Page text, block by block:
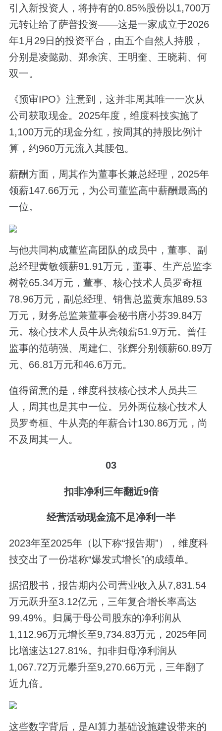
引入新投资人，将持有的0.85%股份以1,700万
元转让给了萨普投资——这是一家成立于2026
年1月29日的投资平台，由五个自然人持股，
分别是凌懿勋、郑余滨、王明奎、王晓莉、何
双一。
《预审IPO》注意到，这并非周其唯一一次从
公司获取现金。2025年度，维度科技实施了
1,100万元的现金分红，按周其的持股比例计
算，约960万元流入其腰包。
薪酬方面，周其作为董事长兼总经理，2025年
领薪147.66万元，为公司董监高中薪酬最高的
一位。
与他共同构成董监高团队的成员中，董事、副
总经理黄敏领薪91.91万元，董事、生产总监李
树乾65.34万元，董事、核心技术人员罗奇桓
78.96万元，副总经理、销售总监黄东旭89.53
万元，财务总监兼董事会秘书唐小芬39.84万
元。核心技术人员牛从亮领薪51.9万元。曾任
监事的范萌强、周建仁、张辉分别领薪60.89万
元、66.81万元和46.6万元。
值得留意的是，维度科技核心技术人员共三
人，周其也是其中一位。另外两位核心技术人
员罗奇桓、牛从亮的年薪合计130.86万元，尚
不及周其一人。
03
扣非净利三年翻近9倍
经营活动现金流不足净利一半
2023年至2025年（以下称“报告期”），维度科
技交出了一份堪称“爆发式增长”的成绩单。
据招股书，报告期内公司营业收入从7,831.54
万元跃升至3.12亿元，三年复合增长率高达
99.49%。归属于母公司股东的净利润从
1,112.96万元增长至9,734.83万元，2025年同
比增速达127.81%。扣非归母净利润从
1,067.72万元攀升至9,270.66万元，三年翻了
近九倍。
这些数字背后，是AI算力基础设施建设带来的